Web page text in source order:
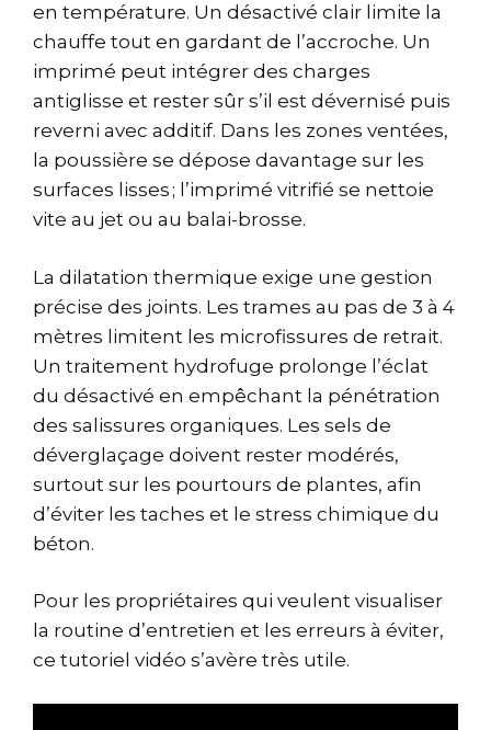
en température. Un désactivé clair limite la
chauffe tout en gardant de l’accroche. Un
imprimé peut intégrer des charges
antiglisse et rester sûr s’il est dévernisé puis
reverni avec additif. Dans les zones ventées,
la poussière se dépose davantage sur les
surfaces lisses ; l’imprimé vitrifié se nettoie
vite au jet ou au balai-brosse.
La dilatation thermique exige une gestion
précise des joints. Les trames au pas de 3 à 4
mètres limitent les microfissures de retrait.
Un traitement hydrofuge prolonge l’éclat
du désactivé en empêchant la pénétration
des salissures organiques. Les sels de
déverglaçage doivent rester modérés,
surtout sur les pourtours de plantes, afin
d’éviter les taches et le stress chimique du
béton.
Pour les propriétaires qui veulent visualiser
la routine d’entretien et les erreurs à éviter,
ce tutoriel vidéo s’avère très utile.